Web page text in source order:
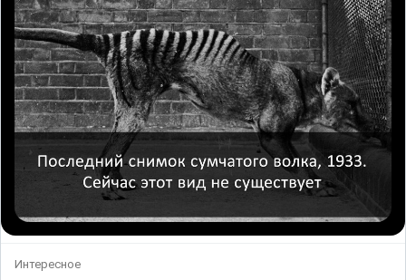
Интересное